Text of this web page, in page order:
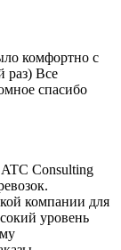
комфортно с
раз) Все
спасибо
Consulting
компании для
уровень